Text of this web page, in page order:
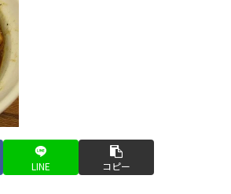
LINE コピー